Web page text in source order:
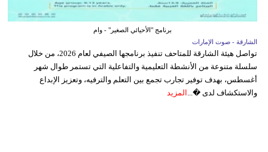
برنامج "الأحيائي الصغير" - وام
الشارقة - صوت الإمارات
تواصل هيئة الشارقة للمتاحف تنفيذ برنامجها الصيفي لعام 2026، من خلال
سلسلة متنوعة من الأنشطة التعليمية والتفاعلية التي تستمر طوال شهر
أغسطس، بهدف توفير تجارب تجمع بين التعلم والترفيه، وتعزيز الإبداع
والاستكشاف لدى �... المزيد